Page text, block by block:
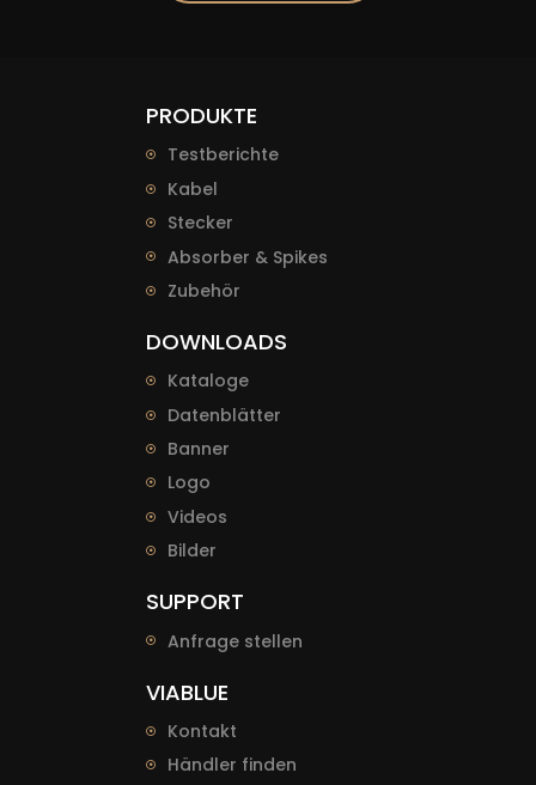
PRODUKTE
Testberichte
Kabel
Stecker
Absorber & Spikes
Zubehör
DOWNLOADS
Kataloge
Datenblätter
Banner
Logo
Videos
Bilder
SUPPORT
Anfrage stellen
VIABLUE
Kontakt
Händler finden